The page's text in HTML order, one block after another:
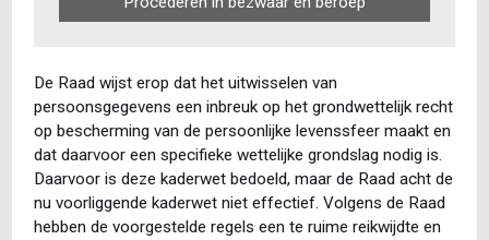
De Raad wijst erop dat het uitwisselen van
persoonsgegevens een inbreuk op het grondwettelijk recht
op bescherming van de persoonlijke levenssfeer maakt en
dat daarvoor een specifieke wettelijke grondslag nodig is.
Daarvoor is deze kaderwet bedoeld, maar de Raad acht de
nu voorliggende kaderwet niet effectief. Volgens de Raad
hebben de voorgestelde regels een te ruime reikwijdte en